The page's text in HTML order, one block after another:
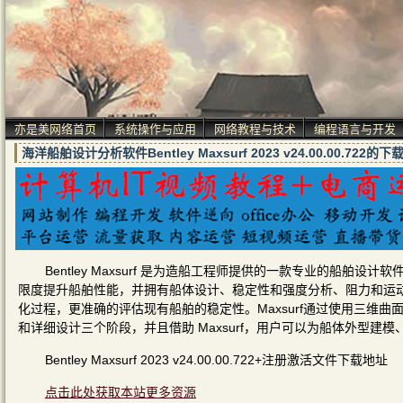
亦是美网络首页 系统操作与应用 网络教程与技术 编程语言与开发
海洋船舶设计分析软件Bentley Maxsurf 2023 v24.00.00.722的下
Bentley Maxsurf 是为造船工程师提供的一款专业的船舶设计软
限度提升船舶性能，并拥有船体设计、稳定性和强度分析、阻力和
化过程，更准确的评估现有船舶的稳定性。Maxsurf通过使用三维曲
和详细设计三个阶段，并且借助 Maxsurf，用户可以为船体外型建
Bentley Maxsurf 2023 v24.00.00.722+注册激活文件下载地址
点击此处获取本站更多资源